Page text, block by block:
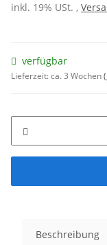
inkl. 19% USt. ,
verfügbar
Lieferzeit:ca. 3 Wochen
Beschreibung